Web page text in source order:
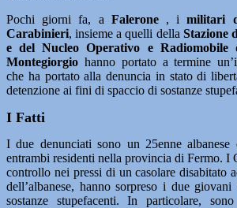
Pochi giorni fa, a Falerone, imilitari
Carabinieri, insieme a quelli della Stazione
e del Nucleo Operativo e Radiomobile
Montegiorgio hanno portato a termine
che ha portato alla denuncia in stato di
detenzione ai fini di spaccio di sostanze
I Fatti
I due denunciati sono un 25enne albanese
entrambi residenti nella provincia di Fermo. I
controllo nei pressi di un casolare disabitato
dell’albanese, hanno sorpreso i due
sostanze stupefacenti. In particolare,